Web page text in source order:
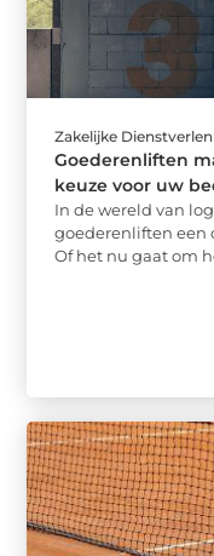
Zakelijke
Goederenliften
keuze voor uw
In de wereld van
goederenliften een
Of het nu gaat om